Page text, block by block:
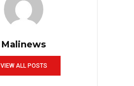
Malinews
VIEW ALL POSTS